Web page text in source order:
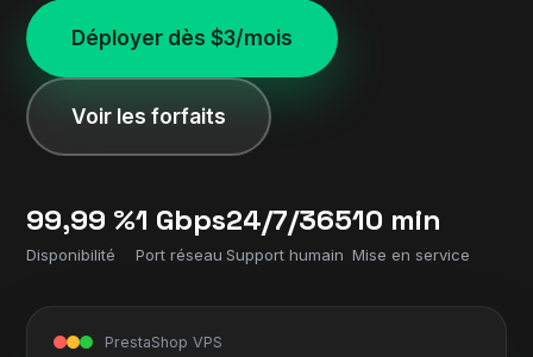
Déployer dès $3/mois
Voir les forfaits
99,99 %
Disponibilité
1 Gbps
Port réseau
24/7/365
Support humain
10 min
Mise en service
PrestaShop VPS